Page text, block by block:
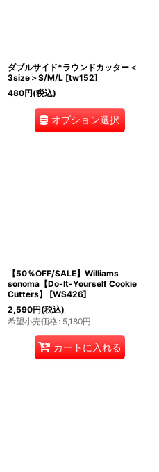
ダブルサイド*ラウンドカッター＜
3size＞S/M/L [tw152]
480円(税込)
オプション選択
【50％OFF/SALE】Williams
sonoma【Do-It-Yourself Cookie
Cutters】
[WS426]
2,590円(税込)
希望小売価格: 5,180円
カートに入れる